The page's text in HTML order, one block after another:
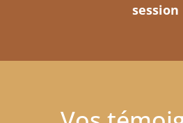
session